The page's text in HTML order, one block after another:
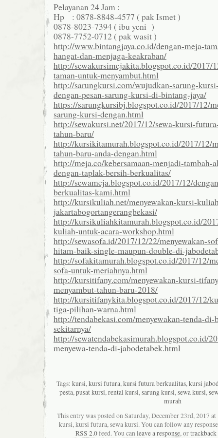
Pelayanan 24 Jam :
Hp : 0878-8848-4577 ( pak Ismet )
0878-8023-7394 ( ibu yeni )
0878-7752-0712 ( pak wasit )
http://www.bintangjaya.co.id/dengan-meja-
hangat-dan-menjaga-keakraban/
http://sewakursimejakita.blogspot.co.id/2017/
taman-untuk-menyambut.html
http://sarungkursi.com/wujudkan-sarung-
dengan-pesan-sarung-kursi-di-bintang-jaya/
https://sarungkursibj.blogspot.co.id/2017/12/
sarung-kursi-dengan.html
http://sewakursi.net/2017/12/sewa-kursi-
tahun-baru/
http://kursikitamurah.blogspot.co.id/2017/12/
tahun-baru-anda-dengan.html
http://meja.co/kebersamaan-menjadi-tambah-
dengan-taplak-bersih-berkualitas/
http://sewameja.blogspot.co.id/2017/12/
berkualitas-kami.html
http://kursikuliah.net/menyewakan-kursi-
jakartabogortangerangbekasi/
http://kursikuliahkitamurah.blogspot.co.id/
kuliah-untuk-acara-workshop.html
http://sewasofa.id/2017/12/22/menyewakan-
hitam-baik-single-maupun-double-di-
http://sofakitamurah.blogspot.co.id/2017/12/
sofa-untuk-meriahnya.html
http://kursitifany.com/menyewakan-kursi-
menyambut-tahun-baru-2018/
http://kursitifanykita.blogspot.co.id/2017/12/
tiga-pilihan-warna.html
http://tendabekasi.com/menyewakan-tenda-di-
sekitarnya/
http://sewatendabekasimurah.blogspot.co.id/
menyewa-tenda-di-jabodetabek.html
Tags: kursi,kursi futura,kursi futura berkualitas,kursi
pesta,pusat kursi,rental kursi,sarung kursi,sewa kursi,
murah
This entry was posted on Saturday, December 23rd, 2017
kursi, kursi futura, sewa kursi. You can follow any
RSS 2.0feed. You can leave a response, ortrackback